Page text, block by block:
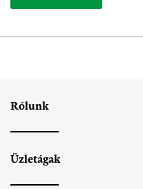
Rólunk
Üzletágak